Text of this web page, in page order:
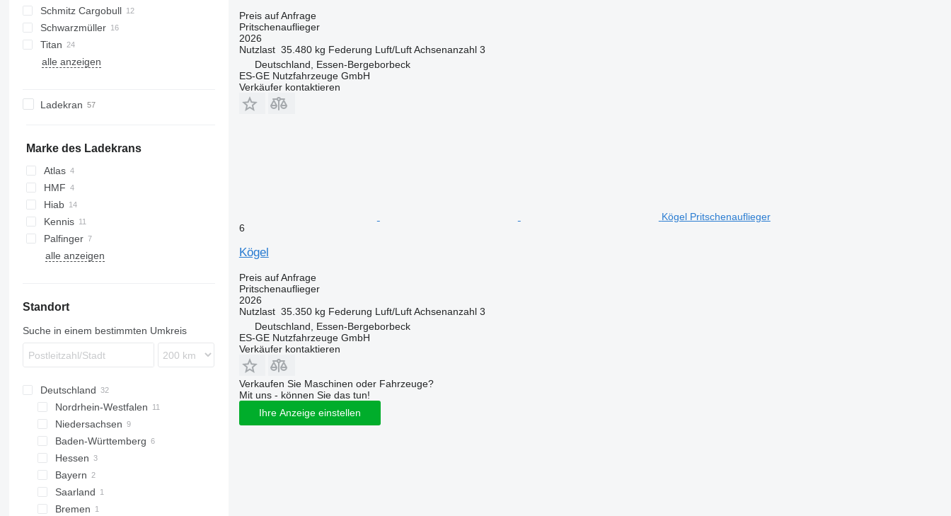
SDP
SZ
SN
T-series
TPD
NV
Schmitz Cargobull
S-series
SCB
SCS
Schwarzmüller
S1
SPA
Titan
VHLO
VO
NS
D-series
alle anzeigen
Ladekran
Marke des Ladekrans
Atlas
HMF
Hiab
Kennis
Palfinger
alle anzeigen
Standort
Suche in einem bestimmten Umkreis
Deutschland
Nordrhein-Westfalen
Düsseldorf
Essen
Köln
Bottrop
Niedersachsen
Hannover
Bovenden
Salzgitter
Baden-Württemberg
Stuttgart
Freiburg im Breisgau
Mannheim
Karlsruhe
Hessen
Frankfurt am Main
Burghaun
Gießen
Bayern
München
Saarland
Saarbrücken
Bremen
Preis auf Anfrage
Pritschenauflieger
2026
Nutzlast 35.480 kg Federung Luft/Luft Achsenanzahl 3
Deutschland, Essen-Bergeborbeck
ES-GE Nutzfahrzeuge GmbH
Verkäufer kontaktieren
Kögel Pritschenauflieger
6
Kögel
Preis auf Anfrage
Pritschenauflieger
2026
Nutzlast 35.350 kg Federung Luft/Luft Achsenanzahl 3
Deutschland, Essen-Bergeborbeck
ES-GE Nutzfahrzeuge GmbH
Verkäufer kontaktieren
Verkaufen Sie Maschinen oder Fahrzeuge?
Mit uns - können Sie das tun!
Ihre Anzeige einstellen